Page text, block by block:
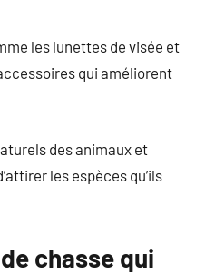
les lunettes de visée et
qui améliorent
des animaux et
les espèces qu’ils
chasse qui